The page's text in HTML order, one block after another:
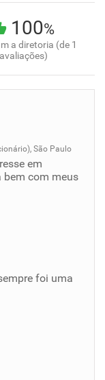
100%
a diretoria (de 1
avaliações)
São Paulo
em
bem com meus
foi uma